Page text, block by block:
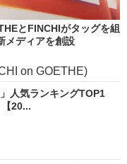
とFINCHIがタッグを組
メディアを創設
on GOETHE)
人気ランキングTOP1
20...